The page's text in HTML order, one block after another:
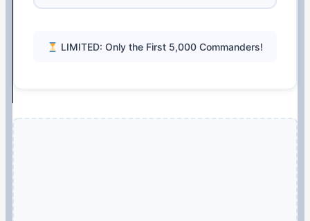
LIMITED: Only the First 5,000 Commanders!